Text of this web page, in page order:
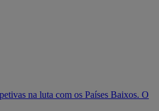
na luta com os Países Baixos. O